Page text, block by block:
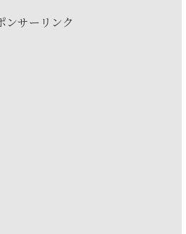
ンサーリンク